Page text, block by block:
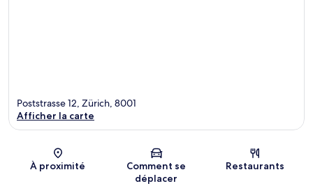
Carte
Poststrasse 12, Zürich, 8001
Afficher la carte
À proximité
Comment se
déplacer
Restaurants